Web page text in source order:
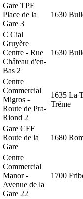
Gare TPF
Place de la
Gare 3
1630
C Cial
Gruyère
Centre - Rue
Château d'en-
Bas 2
1630
Centre
Commercial
Migros -
Route de Pra-
Riond 2
1635 La
Trême
Gare CFF
Route de la
Gare
1680
Centre
Commercial
Manor -
Avenue de la
Gare 22
1700